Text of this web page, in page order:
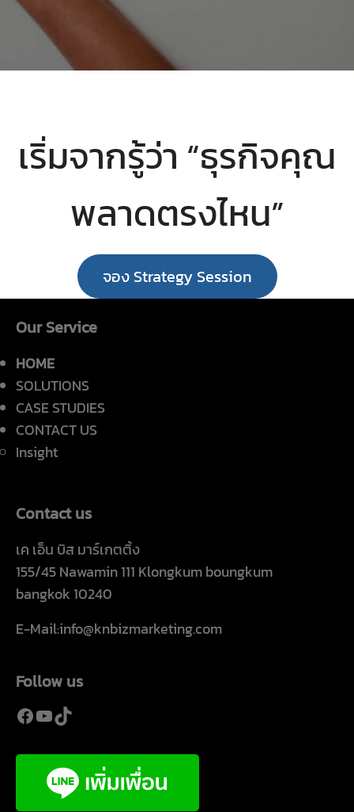
เริ่มจากรู้ว่า “ธุรกิจคุณ
พลาดตรงไหน”
จอง Strategy Session
Our Service
HOME
SOLUTIONS
CASE STUDIES
CONTACT US
Insight
Contact us
เค เอ็น บิส มาร์เกตติ้ง
155/45 Nawamin 111 Klongkum boungkum
bangkok 10240
E-Mail:info@knbizmarketing.com
Follow us
Facebook
YouTube
TikTok